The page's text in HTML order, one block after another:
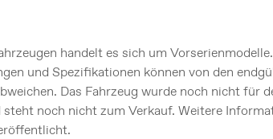
handelt es sich um
und Spezifikationen können von den
Das Fahrzeug wurde noch nicht für
noch nicht zum Verkauf. Weitere